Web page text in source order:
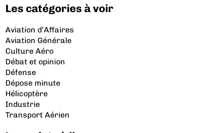
Les catégories à voir
Aviation d’Affaires
Aviation Générale
Culture Aéro
Débat et opinion
Défense
Dépose minute
Hélicoptère
Industrie
Transport Aérien